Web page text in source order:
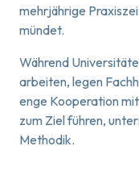
mehrjährige
mündet.
Während
arbeiten, legen
enge Kooperation
zum Ziel führen,
Methodik.